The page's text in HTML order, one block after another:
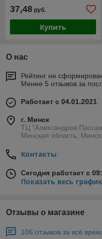
37,48 руб.
Купить
О нас
Рейтинг не
Менее 5 отзывов за
Работает с 04.01.2021
г. Минск
ТЦ "Александров
Минская область,
Контакты
Сегодня работает с
Показать весь
Отзывы о магазине
106 отзывов за всё